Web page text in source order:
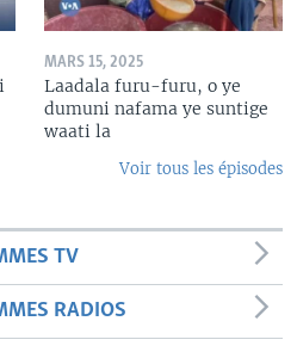
MARS 15, 2025
Laadala furu-furu, o ye
dumuni nafama ye suntige
waati la
Voir tous les épisodes
TV
RADIOS